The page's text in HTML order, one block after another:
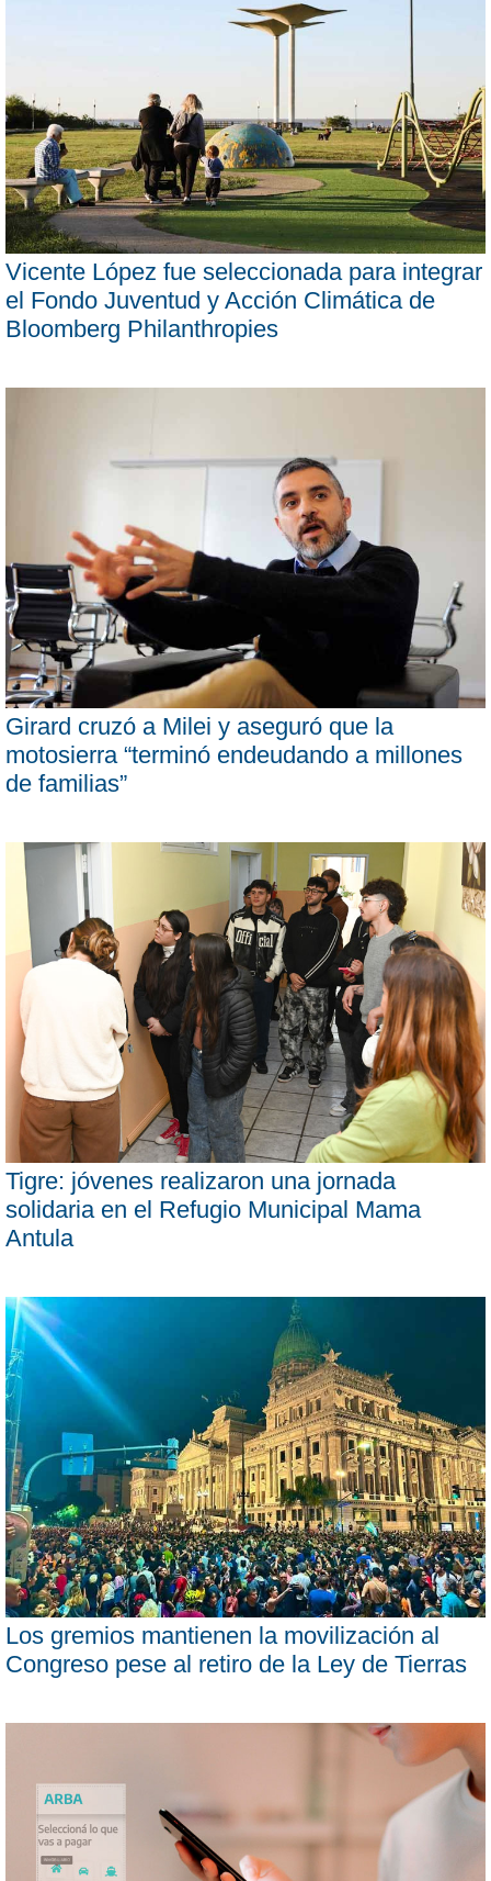
Vicente López fue seleccionada para integrar
el Fondo Juventud y Acción Climática de
Bloomberg Philanthropies
Girard cruzó a Milei y aseguró que la
motosierra “terminó endeudando a millones
de familias”
Tigre: jóvenes realizaron una jornada
solidaria en el Refugio Municipal Mama
Antula
Los gremios mantienen la movilización al
Congreso pese al retiro de la Ley de Tierras